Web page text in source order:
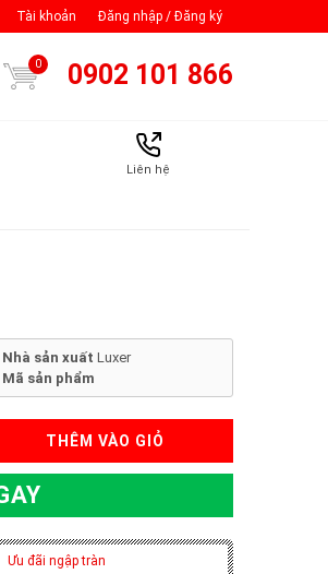
Tài khoản Đăng nhập / Đăng ký
0 0902 101 866
Liên hệ
Nhà sản xuất Luxer
Mã sản phẩm
THÊM VÀO GIỎ
Ưu đãi ngập tràn